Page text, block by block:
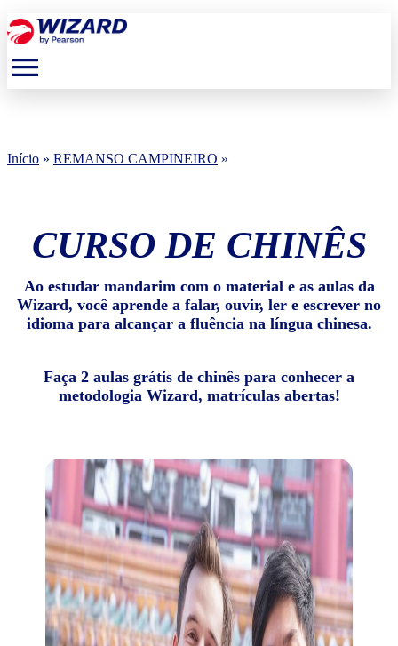
menu
Início » REMANSO CAMPINEIRO »
CURSO DE CHINÊS
Ao estudar mandarim com o material e as aulas da
Wizard, você aprende a falar, ouvir, ler e escrever no
idioma para alcançar a fluência na língua chinesa.
Faça 2 aulas grátis de chinês para conhecer a
metodologia Wizard, matrículas abertas!